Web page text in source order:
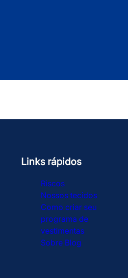
Links rápidos
Riscos
Nossos tecidos
Como criar seu
programa de
vestimentas
Sobre Blog